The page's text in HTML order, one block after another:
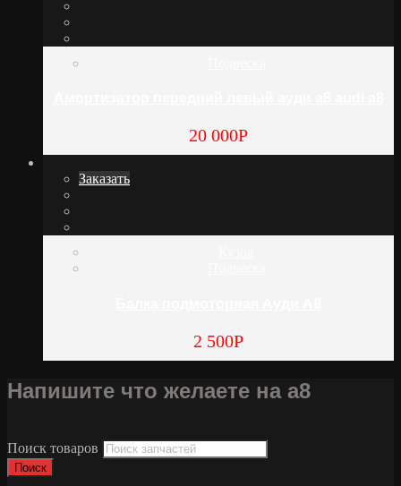
20 000Р
Заказать
2 500Р
Напишите что желаете на а8
Поиск товаров
Поиск